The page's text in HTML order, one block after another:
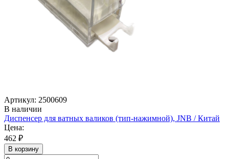
Артикул: 2500609
В наличии
Диспенсер для ватных валиков (тип-нажимной), JNB / Китай
Цена:
462 ₽
В корзину